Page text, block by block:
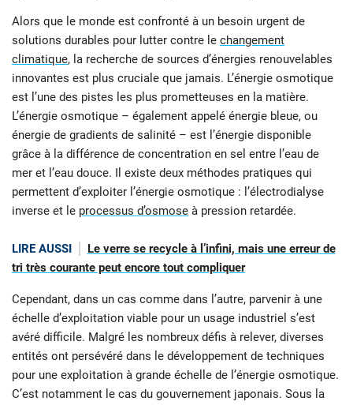
Alors que le monde est confronté à un besoin urgent de
solutions durables pour lutter contre le changement
climatique, la recherche de sources d’énergies renouvelables
innovantes est plus cruciale que jamais. L’énergie osmotique
est l’une des pistes les plus prometteuses en la matière.
L’énergie osmotique – également appelé énergie bleue, ou
énergie de gradients de salinité – est l’énergie disponible
grâce à la différence de concentration en sel entre l’eau de
mer et l’eau douce. Il existe deux méthodes pratiques qui
permettent d’exploiter l’énergie osmotique : l’électrodialyse
inverse et le processus d’osmose à pression retardée.
LIRE AUSSI
Le verre se recycle à l’infini, mais une erreur de
tri très courante peut encore tout compliquer
Cependant, dans un cas comme dans l’autre, parvenir à une
échelle d’exploitation viable pour un usage industriel s’est
avéré difficile. Malgré les nombreux défis à relever, diverses
entités ont persévéré dans le développement de techniques
pour une exploitation à grande échelle de l’énergie osmotique.
C’est notamment le cas du gouvernement japonais. Sous la